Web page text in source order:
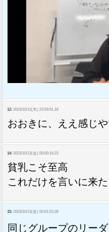
12: 2023/10/12(木) 23:59:51.18
おおきに、ええ感じ
14: 2023/10/13(金) 00:00:19.23
貧乳こそ至高
これだけを言いに来た
15: 2023/10/13(金) 00:01:53.28
同じグループのリー